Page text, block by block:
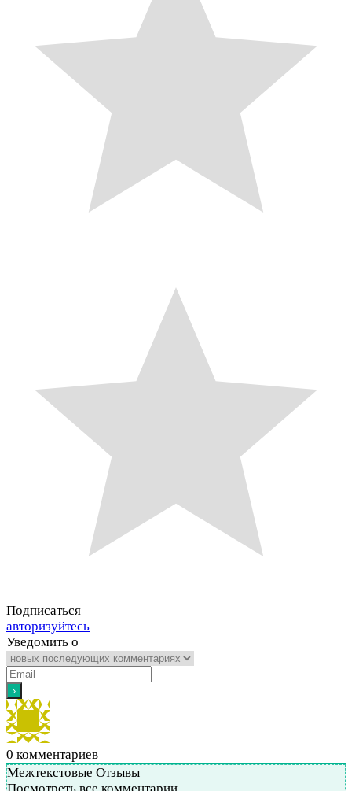
Подписаться
авторизуйтесь
Уведомить о
0 комментариев
Межтекстовые Отзывы